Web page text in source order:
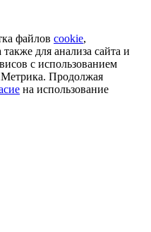
файлов cookie,
для анализа сайта и
с использованием
Продолжая
на использование